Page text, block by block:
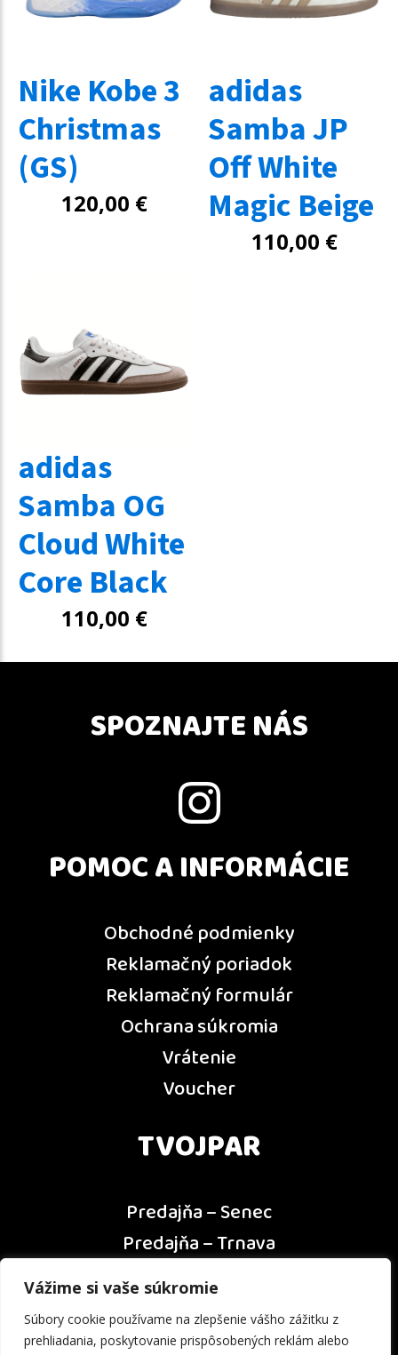
Vážime si vaše súkromie
Súbory cookie používame na zlepšenie vášho zážitku z
prehliadania, poskytovanie prispôsobených reklám alebo
Nike Kobe 3
Christmas
(GS)
120,00 €
adidas
Samba JP
Off White
Magic Beige
110,00 €
adidas
Samba OG
Cloud White
Core Black
110,00 €
SPOZNAJTE NÁS
POMOC A INFORMÁCIE
Obchodné podmienky
Reklamačný poriadok
Reklamačný formulár
Ochrana súkromia
Vrátenie
Voucher
TVOJPAR
Predajňa – Senec
Predajňa – Trnava
Predajňa – Dunajská Streda
Predajňa – Nitra
Kontakt